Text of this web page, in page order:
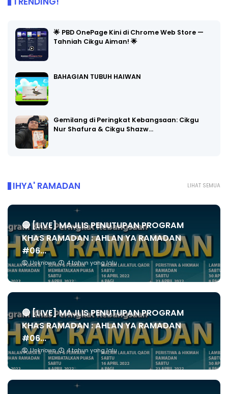
🌟 PBD OnePage Kini di Chrome Web Store —
Tahniah Cikgu Aiman! 🌟
BAHAGIAN TUBUH HAIWAN
Gemilang di Peringkat Kebangsaan: Cikgu
Nur Shafura & Cikgu Shazw…
LIHAT SEMUA
IHYA' RAMADAN
🔴 [LIVE] MAJLIS PENUTUPAN PROGRAM
KHAS RAMADAN : AHLAN YA RAMADAN
#06...
Unknown 4 tahun yang lalu
🔴 [LIVE] MAJLIS PENUTUPAN PROGRAM
KHAS RAMADAN : AHLAN YA RAMADAN
#06...
Unknown 4 tahun yang lalu